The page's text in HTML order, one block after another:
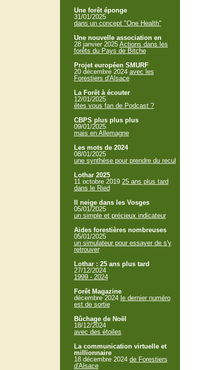
Une forêt éponge
31/01/2025
dans un concept "One Health"
Une nouvelle association en
28 janvier 2025 Actions dans les
forêts du Pays de Bitche
Projet européen SMURF
20 décembre 2024 avec les
Forestiers d'Alsace
La Forêt à écouter
12/01/2025
êtes vous fan de Podcast ?
CBPS plus plus plus
09/01/2025
mais en Allemagne
Les mots de 2024
08/01/2025
une synthèse pour prendre du recul
Lothar 2025
11 octobre 2019 25 ans plus tard
dans le Ried
Il neige dans les Vosges
05/01/2025
un simple et précieux indicateur
Aides forestières nombreuses
05/01/2025
un simulateur pour essayer de s'y
retrouver
Lothar : 25 ans plus tard
27/12/2024
1999 - 2024
Forêt Magazine
décembre 2024 le dernier numéro
est de sortie
Bûchage de Noël
18/12/2024
avec des étoiles
La communication virtuelle et
millionnaire
18 décembre 2024 de Forestiers
d'Alsace